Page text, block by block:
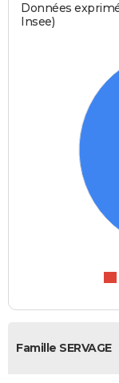
Données
Insee)
Famille SERVAGE